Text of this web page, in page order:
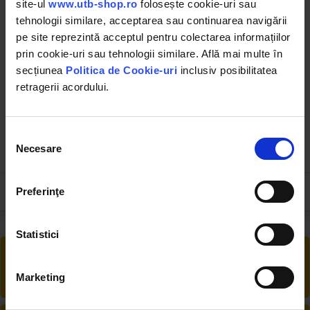
site-ul www.utb-shop.ro folosește cookie-uri sau
tehnologii similare, acceptarea sau continuarea navigării
pe site reprezintă acceptul pentru colectarea informațiilor
prin cookie-uri sau tehnologii similare. Află mai multe în
secțiunea Politica de Cookie-uri inclusiv posibilitatea
retragerii acordului.
consimțământului
Necesare
Preferinţe
Statistici
Marketing
DISAK72CS
Cercel HD intinzator
ancora 30mm. U-650
8.24 RON
UTB40.61.023
Cui siguranta tirant
Ai posibilitate de retur în 30 zile, comandă
produsele de care ai nevoie fără griji